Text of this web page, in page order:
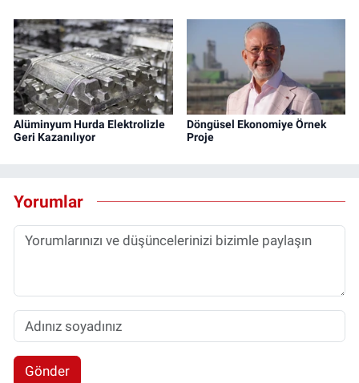
Alüminyum Hurda Elektrolizle
Geri Kazanılıyor
Döngüsel Ekonomiye Örnek
Proje
Yorumlar
Gönder